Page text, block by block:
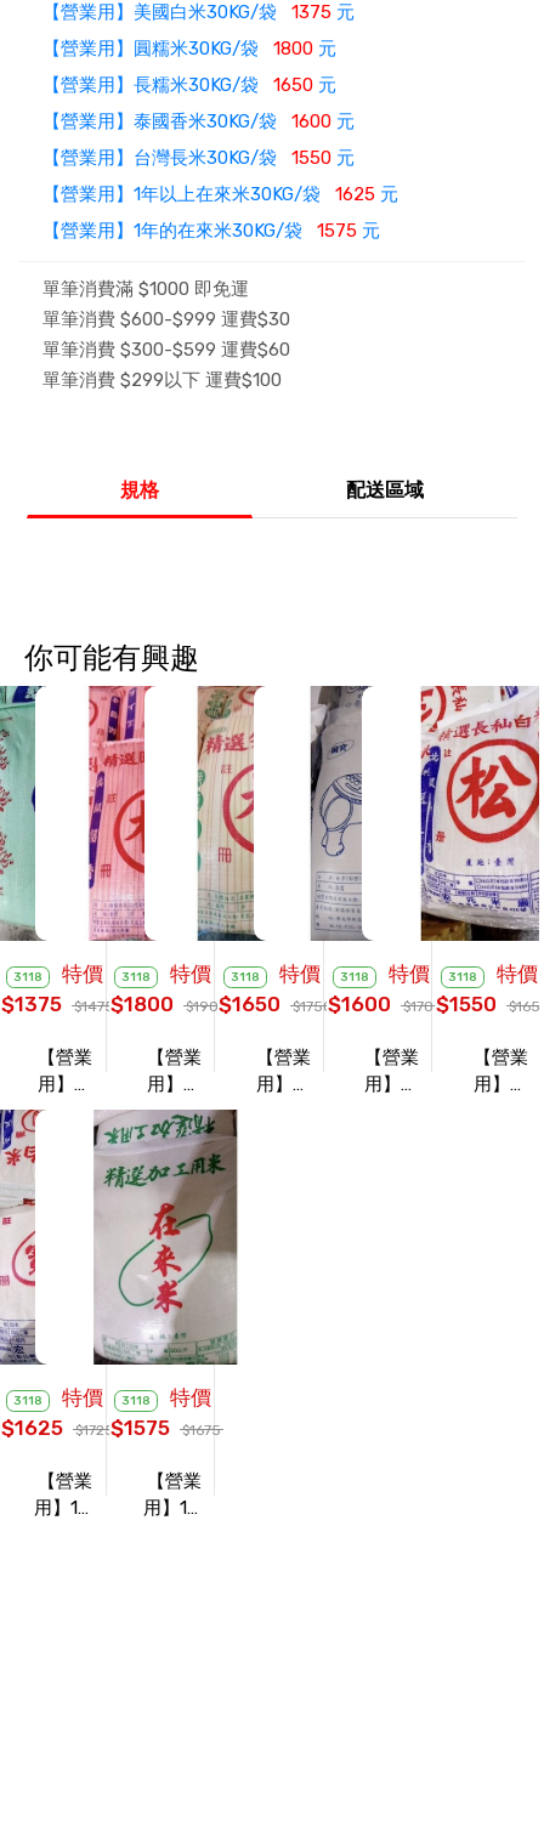
【營業用】美國白米30KG/袋 1375 元
【營業用】圓糯米30KG/袋 1800 元
【營業用】長糯米30KG/袋 1650 元
【營業用】泰國香米30KG/袋 1600 元
【營業用】台灣長米30KG/袋 1550 元
【營業用】1年以上在來米30KG/袋 1625 元
【營業用】1年的在來米30KG/袋 1575 元
單筆消費滿 $1000 即免運
單筆消費 $600-$999 運費$30
單筆消費 $300-$599 運費$60
單筆消費 $299以下 運費$100
規格 配送區域
你可能有興趣
3118
特價
$1375
$1475
【營業
用】美
國白米
3118
特價
$1800
$1900
【營業
用】圓
糯米
30KG/
袋
3118
特價
$1650
$1750
【營業
用】長
3118
特價
$1600
$1700
【營業
用】泰
3118
特價
$1550
【營業
用】台
3118
特價
$1625
$1725
【營業
用】1年
3118
特價
$1575
$1675
【營業
用】1年